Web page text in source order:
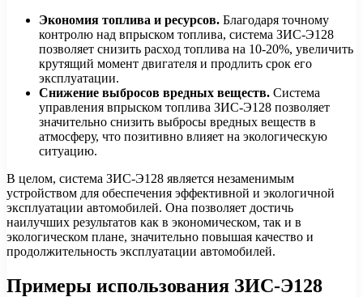
Экономия топлива и ресурсов. Благодаря точному
контролю над впрыском топлива, система ЗИС-Э128
позволяет снизить расход топлива на 10-20%, увеличить
крутящий момент двигателя и продлить срок его
эксплуатации.
Снижение выбросов вредных веществ. Система
управления впрыском топлива ЗИС-Э128 позволяет
значительно снизить выбросы вредных веществ в
атмосферу, что позитивно влияет на экологическую
ситуацию.
В целом, система ЗИС-Э128 является незаменимым
устройством для обеспечения эффективной и экологичной
эксплуатации автомобилей. Она позволяет достичь
наилучших результатов как в экономическом, так и в
экологическом плане, значительно повышая качество и
продолжительность эксплуатации автомобилей.
Примеры использования ЗИС-Э128